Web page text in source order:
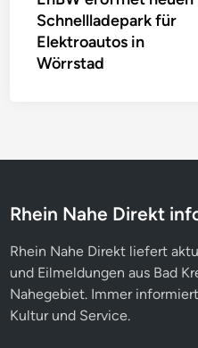
Schnellladepark für
Elektroautos in
Wörrstad
Rhein Nahe Direkt
Rhein Nahe Direkt liefert
und Eilmeldungen aus Bad
Nahegebiet. Immer
Kultur und Service.